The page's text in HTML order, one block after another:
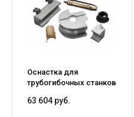
Оснастка для
трубогибочных станков
труба
63 604 руб.